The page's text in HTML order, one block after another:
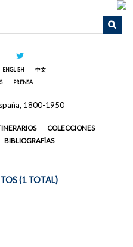
ENGLISH
中文
PRENSA
COLECCIONES
BIBLIOGRAFÍAS
(1 TOTAL)